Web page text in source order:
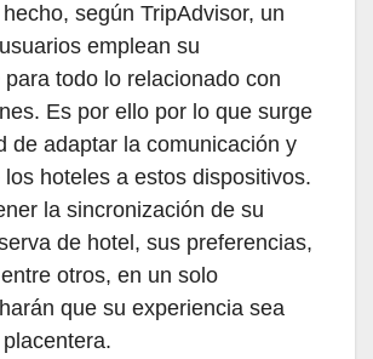
según TripAdvisor, un
emplean su
para todo lo relacionado con
Es por ello por lo que surge
de adaptar la comunicación y
hoteles a estos dispositivos.
la sincronización de su
de hotel, sus preferencias,
otros, en un solo
que su experiencia sea